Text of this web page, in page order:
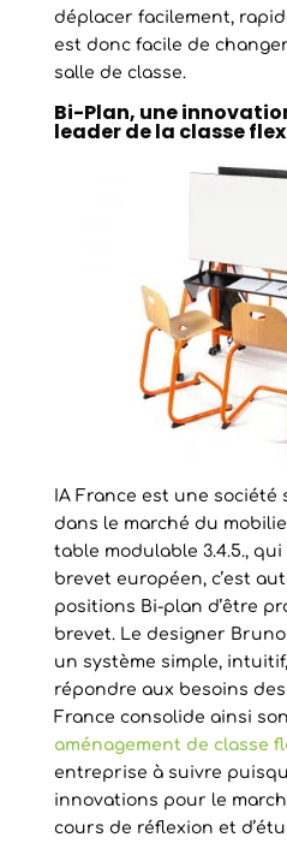
déplacer facilement,
est donc facile de changer
salle de classe.
Bi-Plan, une
leader de la classe
IA France est une société
dans le marché du
table modulable 3.4.5.,
brevet européen, c’est
positions Bi-plan d’être
brevet. Le designer
un système simple,
répondre aux besoins
France consolide ainsi
aménagement de classe
entreprise à suivre
innovations pour le
cours de réflexion et